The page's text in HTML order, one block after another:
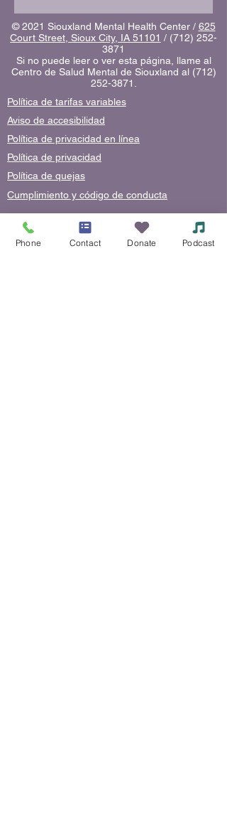
© 2021 Siouxland Mental Health Center / 625
Court Street, Sioux City, IA 51101 / (712) 252-
3871
Si no puede leer o ver esta página, llame al
Centro de Salud Mental de Siouxland al (712)
252-3871
Política de tarifas variables
Aviso de accesibilidad
Política de privacidad en línea
Política de privacidad
Política de quejas
Cumplimiento y código de conducta
Phone Contact Donate Podcast